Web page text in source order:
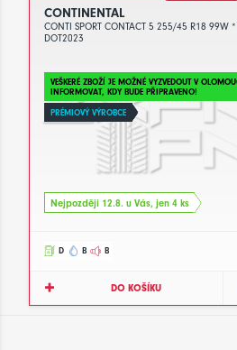
CONTINENTAL
CONTI SPORT CONTACT 5 255/45 R18 99W *
DOT2023
VEŠKERÉ ZBOŽÍ JE MOŽNÉ VYZVEDOUT V
INFORMOVAT, KDY BUDE PŘIPRAVENO!
PRÉMIOVÝ VÝROBCE
Nejpozději 12.8. u Vás, jen 4 ks
D B B
DO KOŠÍKU